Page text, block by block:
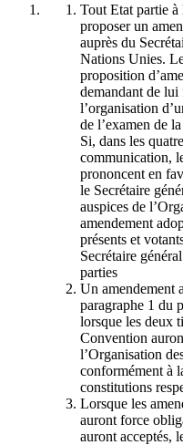
Tout Etat partie à
proposer un
auprès du
Nations Unies.
proposition
demandant de lui
l’organisation
de l’examen de
Si, dans les
communication,
prononcent en
le Secrétaire
auspices de
amendement
présents et
Secrétaire
parties
Un amendement
paragraphe 1 du
lorsque les deux
Convention
l’Organisation
conformément à
constitutions
Lorsque les
auront force
auront acceptés,